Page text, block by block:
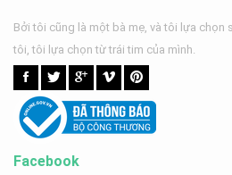
Bởi tôi cũng là một bà mẹ, và tôi lựa chọn
tôi, tôi lựa chọn từ trái tim của mình.
Facebook